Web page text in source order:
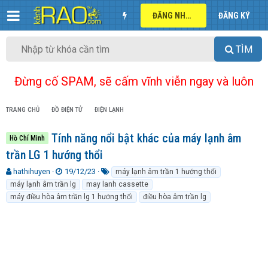
ĐĂNG NHẬP ĐĂNG KÝ
TÌM
Đừng cố SPAM, sẽ cấm vĩnh viễn ngay và luôn
TRANG CHỦ ĐỒ ĐIỆN TỬ ĐIỆN LẠNH
Hồ Chí Minh
Tính năng nổi bật khác của máy lạnh âm
trần LG 1 hướng thổi
T
h
r
e
hathihuyen
N
g
à
y
19/12/23
ừ
k
h
máy lạnh âm trần 1 hướng thổi
máy lạnh âm trần lg
may lanh cassette
máy điều hòa âm trần lg 1 hướng thổi
điều hòa âm trần lg